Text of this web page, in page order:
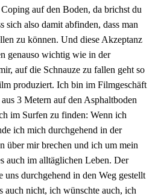
auf den Boden, da brichst du
sich also damit abfinden, dass man
zu können. Und diese Akzeptanz
genauso wichtig wie in der
auf die Schnauze zu fallen geht so
produziert. Ich bin im Filmgeschäft
3 Metern auf den Asphaltboden
im Surfen zu finden: Wenn ich
ich mich durchgehend in der
über mir brechen und ich um mein
auch im alltäglichen Leben. Der
durchgehend in den Weg gestellt
auch nicht, ich wünschte auch, ich